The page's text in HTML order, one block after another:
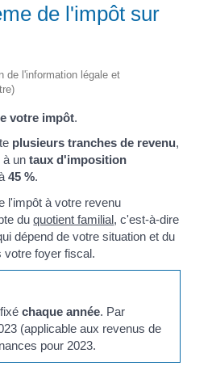
de l'impôt sur
de l'information légale et
votre impôt.
plusieurs tranches de revenu,
à untaux d'imposition
45 %.
l'impôt à votre revenu
duquotient familial, c'est-à-dire
dépend de votre situation et du
votre foyer fiscal.
chaque année. Par
(applicable aux revenus de
pour 2023.